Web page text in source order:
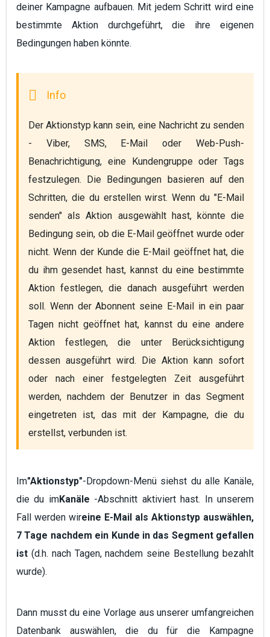
deiner Kampagne aufbauen. Mit jedem Schritt wird eine
bestimmte Aktion durchgeführt, die ihre eigenen
Bedingungen haben könnte.
Der Aktionstyp kann sein, eine Nachricht zu senden
- Viber, SMS, E-Mail oder Web-Push-
Benachrichtigung, eine Kundengruppe oder Tags
festzulegen. Die Bedingungen basieren auf den
Schritten, die du erstellen wirst. Wenn du "E-Mail
senden" als Aktion ausgewählt hast, könnte die
Bedingung sein, ob die E-Mail geöffnet wurde oder
nicht. Wenn der Kunde die E-Mail geöffnet hat, die
du ihm gesendet hast, kannst du eine bestimmte
Aktion festlegen, die danach ausgeführt werden
soll. Wenn der Abonnent seine E-Mail in ein paar
Tagen nicht geöffnet hat, kannst du eine andere
Aktion festlegen, die unter Berücksichtigung
dessen ausgeführt wird. Die Aktion kann sofort
oder nach einer festgelegten Zeit ausgeführt
werden, nachdem der Benutzer in das Segment
eingetreten ist, das mit der Kampagne, die du
Im"Aktionstyp"-Dropdown-Menü siehst du alle Kanäle,
die du imKanäle -Abschnitt aktiviert hast. In unserem
Fall werden wireine E-Mail als Aktionstyp auswählen,
7 Tage nachdem ein Kunde in das Segment gefallen
ist (d.h. nach Tagen, nachdem seine Bestellung bezahlt
wurde).
Dann musst du eine Vorlage aus unserer umfangreichen
Datenbank auswählen, die du für die Kampagne